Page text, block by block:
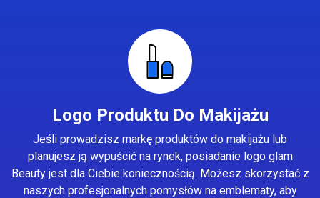
Logo Produktu Do Makijażu
Jeśli prowadzisz markę produktów do makijażu lub
planujesz ją wypuścić na rynek, posiadanie logo glam
Beauty jest dla Ciebie koniecznością. Możesz skorzystać z
naszych profesjonalnych pomysłów na emblematy, aby